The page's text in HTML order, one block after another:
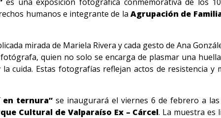
humanos e integrante de laAgrupación de
mirada de Mariela Rivera y cada gesto de Ana
quien no solo se encarga de plasmar una
cuida. Estas fotografías reflejan actos de resistencia y
en ternura” se inaugurará el viernes 6 de febrero a las
Cultural de Valparaíso Ex – Cárcel. La muestra es